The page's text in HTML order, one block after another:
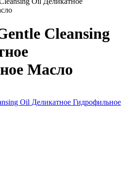
Cleansing
Масло